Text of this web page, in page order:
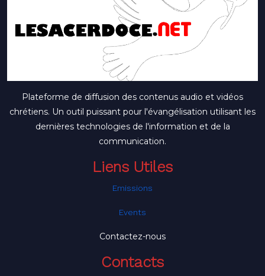
Plateforme de diffusion des contenus audio et vidéos
chrétiens. Un outil puissant pour l'évangélisation utilisant les
dernières technologies de l'information et de la
communication.
Liens Utiles
Emissions
Events
Contactez-nous
Contacts